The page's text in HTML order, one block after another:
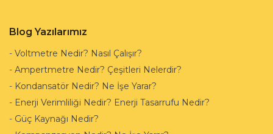
Blog Yazılarımız
- Voltmetre Nedir? Nasıl Çalışır?
- Ampertmetre Nedir? Çeşitleri Nelerdir?
- Kondansatör Nedir? Ne İşe Yarar?
- Enerji Verimliliği Nedir? Enerji Tasarrufu Nedir?
- Güç Kaynağı Nedir?